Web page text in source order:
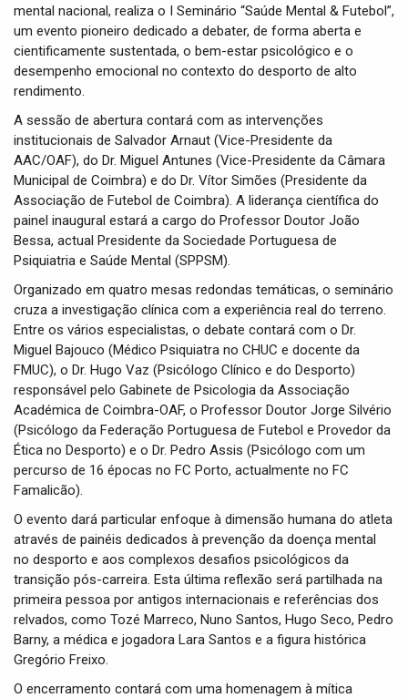
mental nacional, realiza o I Seminário “Saúde Mental & Futebol”,
um evento pioneiro dedicado a debater, de forma aberta e
cientificamente sustentada, o bem-estar psicológico e o
desempenho emocional no contexto do desporto de alto
rendimento.
A sessão de abertura contará com as intervenções
institucionais de Salvador Arnaut (Vice-Presidente da
AAC/OAF), do Dr. Miguel Antunes (Vice-Presidente da Câmara
Municipal de Coimbra) e do Dr. Vítor Simões (Presidente da
Associação de Futebol de Coimbra). A liderança científica do
painel inaugural estará a cargo do Professor Doutor João
Bessa, actual Presidente da Sociedade Portuguesa de
Psiquiatria e Saúde Mental (SPPSM).
Organizado em quatro mesas redondas temáticas, o seminário
cruza a investigação clínica com a experiência real do terreno.
Entre os vários especialistas, o debate contará com o Dr.
Miguel Bajouco (Médico Psiquiatra no CHUC e docente da
FMUC), o Dr. Hugo Vaz (Psicólogo Clínico e do Desporto)
responsável pelo Gabinete de Psicologia da Associação
Académica de Coimbra-OAF, o Professor Doutor Jorge Silvério
(Psicólogo da Federação Portuguesa de Futebol e Provedor da
Ética no Desporto) e o Dr. Pedro Assis (Psicólogo com um
percurso de 16 épocas no FC Porto, actualmente no FC
Famalicão).
O evento dará particular enfoque à dimensão humana do atleta
através de painéis dedicados à prevenção da doença mental
no desporto e aos complexos desafios psicológicos da
transição pós-carreira. Esta última reflexão será partilhada na
primeira pessoa por antigos internacionais e referências dos
relvados, como Tozé Marreco, Nuno Santos, Hugo Seco, Pedro
Barny, a médica e jogadora Lara Santos e a figura histórica
Gregório Freixo.
O encerramento contará com uma homenagem à mítica